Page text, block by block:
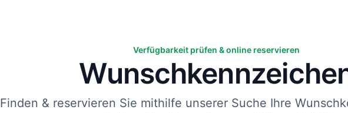
Verfügbarkeit prüfen & online reservieren
Finden & reservieren Sie mithilfe unserer Suche Ihre